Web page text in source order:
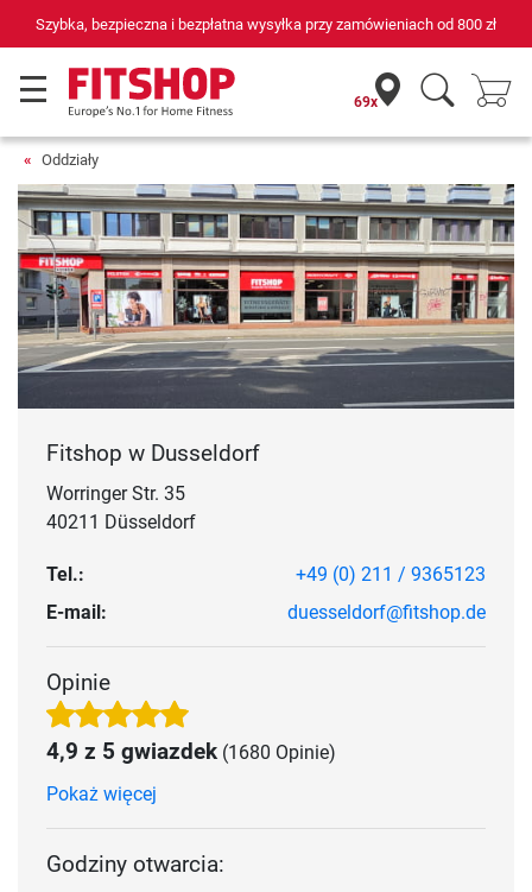
800 zł 69 sklepów fitness i 75 własnych techników serwisowych
69x
Oddziały
Fitshop w Dusseldorf
Worringer Str. 35
40211 Düsseldorf
Tel.:
+49 (0) 211 / 9365123
E-mail:
duesseldorf@fitshop.de
Opinie
4,9 z 5 gwiazdek (1680 Opinie)
Pokaż więcej
Godziny otwarcia: